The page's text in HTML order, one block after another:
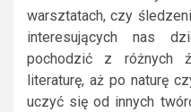
warsztatach, czy
interesujących nas
pochodzić z różnych
literaturę, aż po naturę
uczyć się od innych